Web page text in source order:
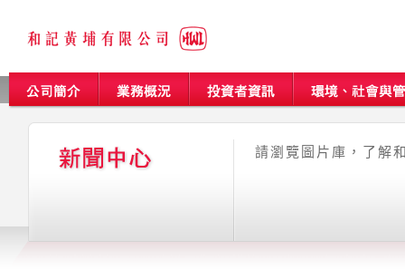
請瀏覽圖片庫，了解